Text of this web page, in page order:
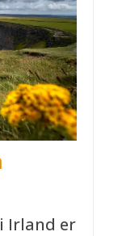
Irland er